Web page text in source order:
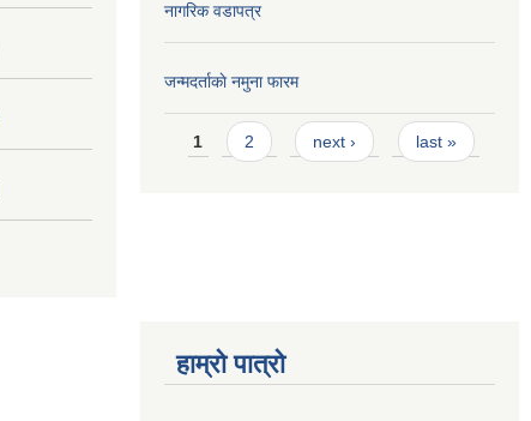
नागरिक वडापत्र
जन्मदर्ताकाे नमुना फारम
Pages
1 2 next › last »
हाम्रो पात्रो